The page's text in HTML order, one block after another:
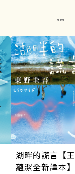
湖畔的謊言【王
蘊潔全新譯本】